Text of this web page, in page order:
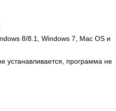
8/8.1, Windows 7, Mac OS и
устанавливается, программа не